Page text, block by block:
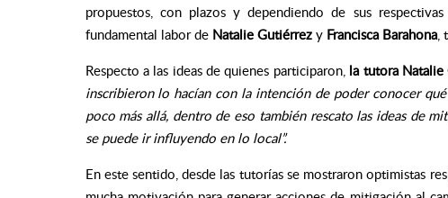
propuestos, con plazos y dependiendo de sus
fundamental labor de Natalie Gutiérrezy Francisca Barahona,
Respecto a las ideas de quienes participaron, la tutora Natalie
inscribieron lo hacían con la intención de poder conocer
poco más allá, dentro de eso también rescato las ideas de
se puede ir influyendo en lo local”.
En este sentido, desde las tutorías se mostraron optimistas